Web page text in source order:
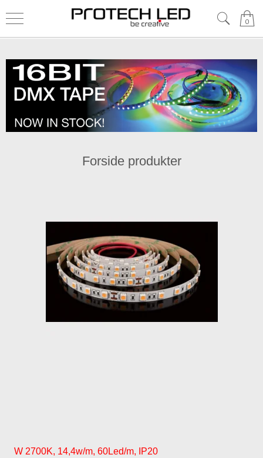
0
Forside produkter
W 2700K, 14,4w/m, 60Led/m, IP20